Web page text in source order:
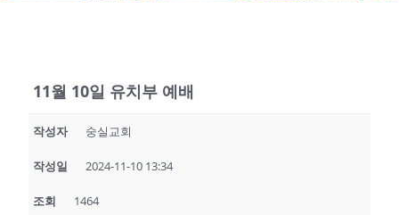
11월 10일 유치부 예배
작성자 숭실교회
작성일 2024-11-10 13:34
조회 1464